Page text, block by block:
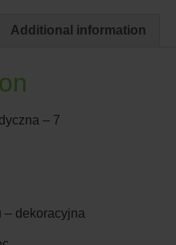
Additional information
– 7
– dekoracyjna